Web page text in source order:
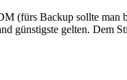
(fürs Backup sollte man
günstigste gelten. Dem